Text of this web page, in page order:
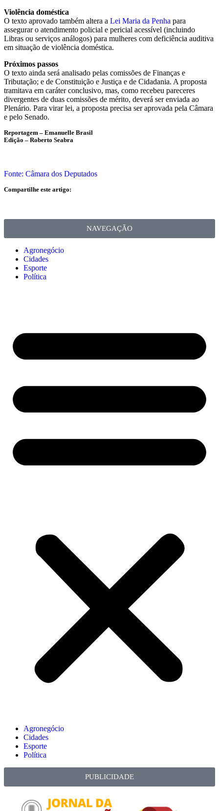
Violência doméstica
O texto aprovado também altera a Lei Maria da Penha para
assegurar o atendimento policial e pericial acessível (incluindo
Libras ou serviços análogos) para mulheres com deficiência auditiva
em situação de violência doméstica.
Próximos passos
O texto ainda será analisado pelas comissões de Finanças e
Tributação; e de Constituição e Justiça e de Cidadania. A proposta
tramitava em caráter conclusivo, mas, como recebeu pareceres
divergentes de duas comissões de mérito, deverá ser enviada ao
Plenário. Para virar lei, a proposta precisa ser aprovada pela Câmara
e pelo Senado.
Reportagem – Emanuelle Brasil
Edição – Roberto Seabra
Fonte: Câmara dos Deputados
Compartilhe este artigo:
NAVEGAÇÃO
Agronegócio
Cidades
Esporte
Política
Agronegócio
Cidades
Esporte
Política
PUBLICIDADE